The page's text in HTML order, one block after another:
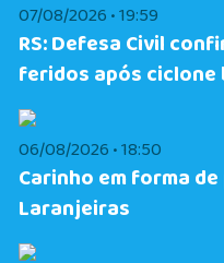
07/08/2026 • 19:59
RS: Defesa Civil
feridos após ciclone
06/08/2026 • 18:50
Carinho em forma
Laranjeiras